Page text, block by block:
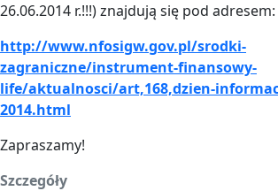
26.06.2014 r.!!!) znajdują się pod adresem:
http://www.nfosigw.gov.pl/srodki-
zagraniczne/instrument-finansowy-
life/aktualnosci/art,168,dzien-
2014.html
Zapraszamy!
Szczegóły